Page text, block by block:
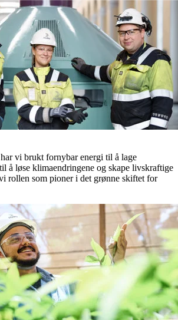
vi brukt fornybar energi til å lage
å løse klimaendringene og skape livskraftige
rollen som pioner i det grønne skiftet for